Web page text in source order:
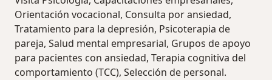
Orientación vocacional, Consulta por ansiedad,
Tratamiento para la depresión, Psicoterapia de
pareja, Salud mental empresarial, Grupos de apoyo
para pacientes con ansiedad, Terapia cognitiva del
comportamiento (TCC), Selección de personal.